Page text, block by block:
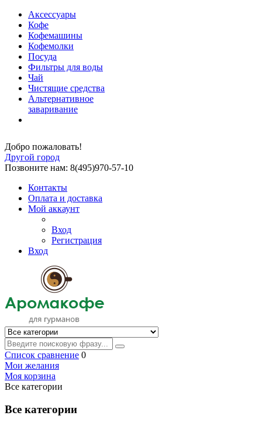
Аксессуары
Кофе
Кофемашины
Кофемолки
Посуда
Фильтры для воды
Чай
Чистящие средства
Альтернативное
заваривание
Добро пожаловать!
Другой город
Позвоните нам: 8(495)970-57-10
Контакты
Оплата и доставка
Мой аккаунт
Вход
Регистрация
Вход
Список сравнение 0
Мои желания
Моя корзина
Все категории
Все категории